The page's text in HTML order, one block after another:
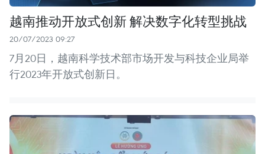
越南推动开放式创新 解决数字化转型挑战
20/07/2023 09:27
7月20日，越南科学技术部市场开发与科技企业局举
行2023年开放式创新日。